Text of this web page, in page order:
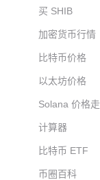
买 SHIB
加密货币行情
比特币价格
以太坊价格
Solana 价格
计算器
比特币 ETF
币圈百科